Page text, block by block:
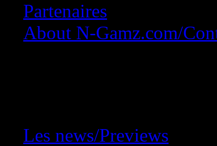
Partenaires
About N-Gamz.com/
Les news/Previews